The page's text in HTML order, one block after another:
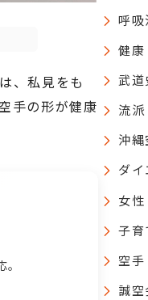
、私見をも
手の形が健康
呼吸
健康
武道
流派
沖縄
ダイ
女性
子育
空手
誠空